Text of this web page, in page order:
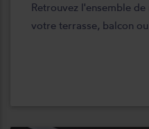
Retrouvez l'ensemble de
votre terrasse, balcon